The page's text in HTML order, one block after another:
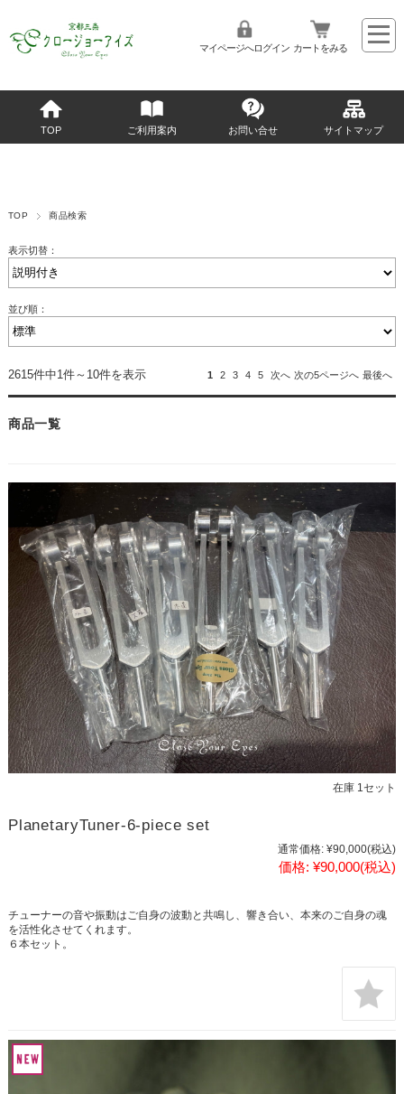
マイページへログイン カートをみる
TOP ご利用案内 お問い合せ サイトマップ
TOP 商品検索
表示切替：
並び順：
2615件中1件～10件を表示 1 2 3 4 5 次へ 次の5ページへ 最後へ
商品一覧
在庫 1セット
PlanetaryTuner‐6-piece set
通常価格: ¥90,000(税込)
価格: ¥90,000(税込)
チューナーの音や振動はご自身の波動と共鳴し、響き合い、本来のご自身の魂
を活性化させてくれます。
６本セット。